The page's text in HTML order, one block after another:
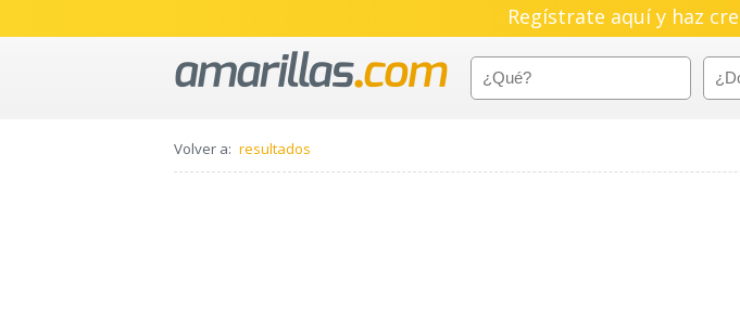
Regístrate aquí y haz
Volver a: resultados